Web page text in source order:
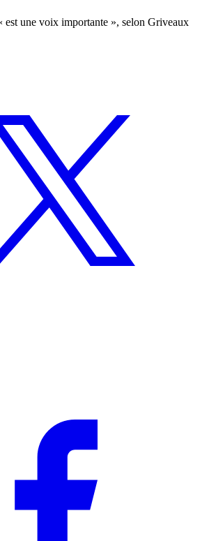
est une voix importante », selon Griveaux